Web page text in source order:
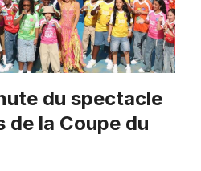
du spectacle
de la Coupe du